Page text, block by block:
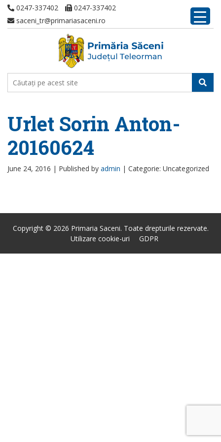
0247-337402
0247-337402
saceni_tr@primariasaceni.ro
Urlet Sorin Anton-
20160624
June 24, 2016 | Published by admin | Categorie: Uncategorized
Copyright © 2026 Primaria Saceni. Toate drepturile rezervate.
Utilizare cookie-uri
GDPR